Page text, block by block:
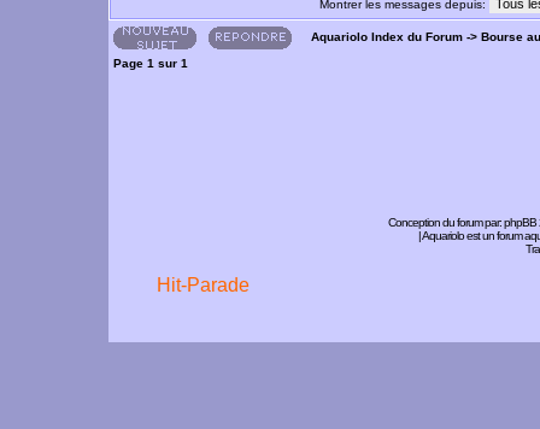
Montrer les messages depuis:
Aquariolo Index du Forum -> Bourse
Page 1 sur 1
Conception du forum par:phpBB
| Aquariolo est un forum